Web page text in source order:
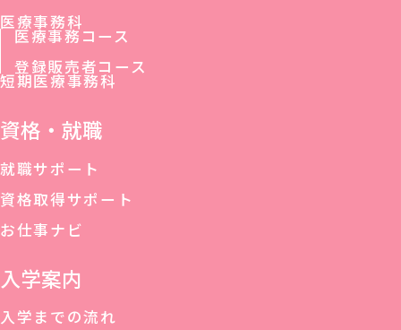
医療事務科
医療事務コース
登録販売者コース
短期医療事務科
資格・就職
就職サポート
資格取得サポート
お仕事ナビ
入学案内
入学までの流れ